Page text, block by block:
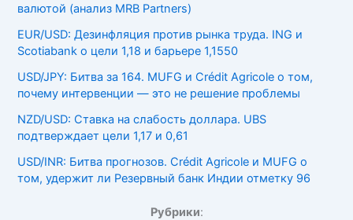
валютой (анализ MRB Partners)
EUR/USD: Дезинфляция против рынка труда. ING и
Scotiabank о цели 1,18 и барьере 1,1550
USD/JPY: Битва за 164. MUFG и Crédit Agricole о том,
почему интервенции — это не решение проблемы
NZD/USD: Ставка на слабость доллара. UBS
подтверждает цели 1,17 и 0,61
USD/INR: Битва прогнозов. Crédit Agricole и MUFG о
том, удержит ли Резервный банк Индии отметку 96
Рубрики: